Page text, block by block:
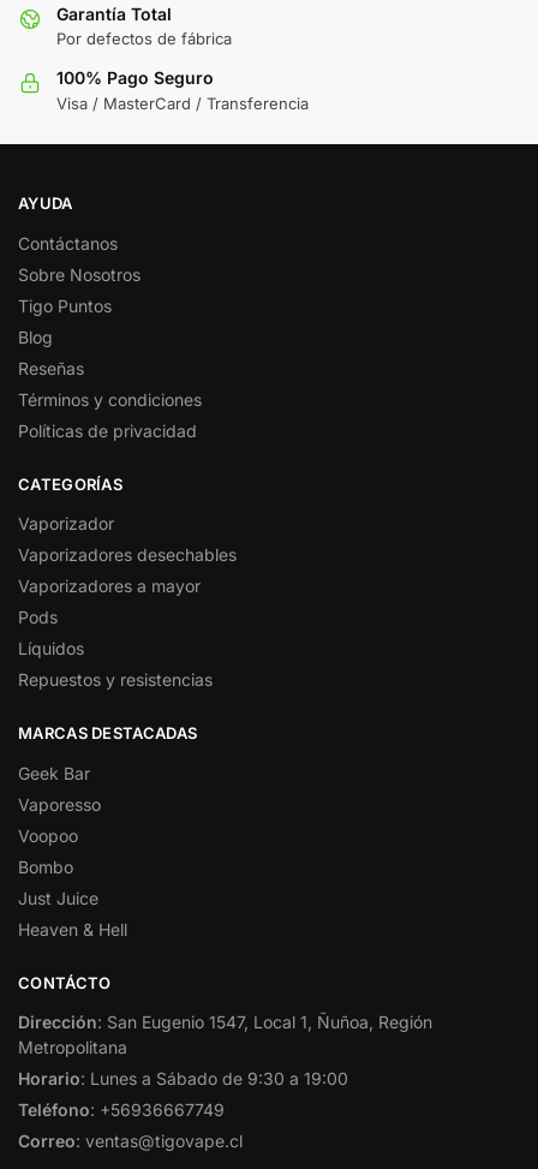
Garantía Total
Por defectos de fábrica
100% Pago Seguro
Visa / MasterCard / Transferencia
AYUDA
Contáctanos
Sobre Nosotros
Tigo Puntos
Blog
Reseñas
Términos y condiciones
Políticas de privacidad
CATEGORÍAS
Vaporizador
Vaporizadores desechables
Vaporizadores a mayor
Pods
Líquidos
Repuestos y resistencias
MARCAS DESTACADAS
Geek Bar
Vaporesso
Voopoo
Bombo
Just Juice
Heaven & Hell
CONTÁCTO
Dirección: San Eugenio 1547, Local 1, Ñuñoa, Región
Metropolitana
Horario: Lunes a Sábado de 9:30 a 19:00
Teléfono: +56936667749
Correo: ventas@tigovape.cl